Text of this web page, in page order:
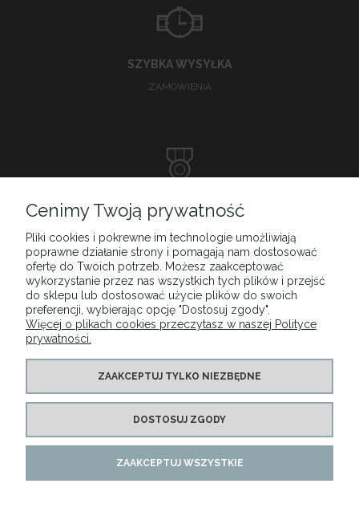
SZYBKA WYSYŁKA
ZAMÓWIENIA
DOSKONAŁA
MENU
PŁATNOŚCI I DOSTAWA
INFORMACJE
Copyright LUNA Natalia Matysiak 2015-2025. All Rights Reserved
Cenimy Twoją prywatność
Pliki cookies i pokrewne im technologie umożliwiają
poprawne działanie strony i pomagają nam dostosować
ofertę do Twoich potrzeb. Możesz zaakceptować
wykorzystanie przez nas wszystkich tych plików i przejść
do sklepu lub dostosować użycie plików do swoich
preferencji, wybierając opcję "Dostosuj zgody".
Więcej o plikach cookies przeczytasz w naszej Polityce
prywatności.
ZAAKCEPTUJ TYLKO NIEZBĘDNE
DOSTOSUJ ZGODY
ZAAKCEPTUJ WSZYSTKIE